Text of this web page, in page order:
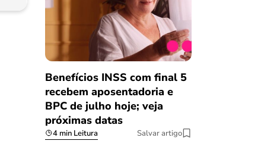
Benefícios INSS com final 5
recebem aposentadoria e
BPC de julho hoje; veja
próximas datas
4 min Leitura Salvar artigo